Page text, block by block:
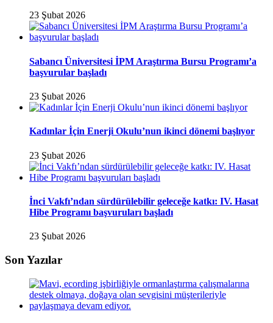
23 Şubat 2026
Sabancı Üniversitesi İPM Araştırma Bursu Programı’a
başvurular başladı
23 Şubat 2026
Kadınlar İçin Enerji Okulu’nun ikinci dönemi başlıyor
23 Şubat 2026
İnci Vakfı’ndan sürdürülebilir geleceğe katkı: IV. Hasat
Hibe Programı başvuruları başladı
23 Şubat 2026
Son Yazılar